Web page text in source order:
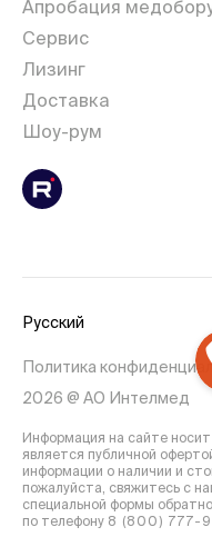
Апробация
Сервис
Лизинг
Доставка
Шоу-рум
Русский
Политика
2026 @ АО Интелмед
Информация на сайте
является публичной
информации о наличии и
пожалуйста, свяжитесь с
специальной формы
по телефону 8 (800) 777-